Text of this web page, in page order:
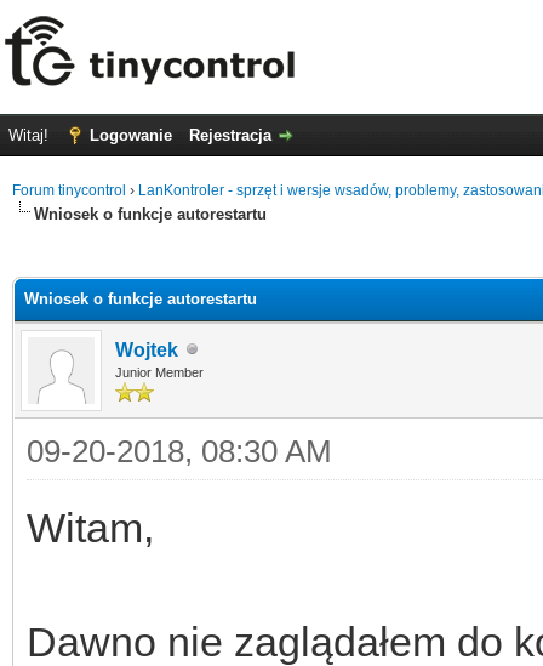
Witaj! Logowanie Rejestracja
Forum tinycontrol › LanKontroler - sprzęt i wersje wsadów, problemy,
Wniosek o funkcje autorestartu
Wniosek o funkcje autorestartu
Wojtek
Junior Member
09-20-2018, 08:30 AM
Witam,
Dawno nie zaglądałem do